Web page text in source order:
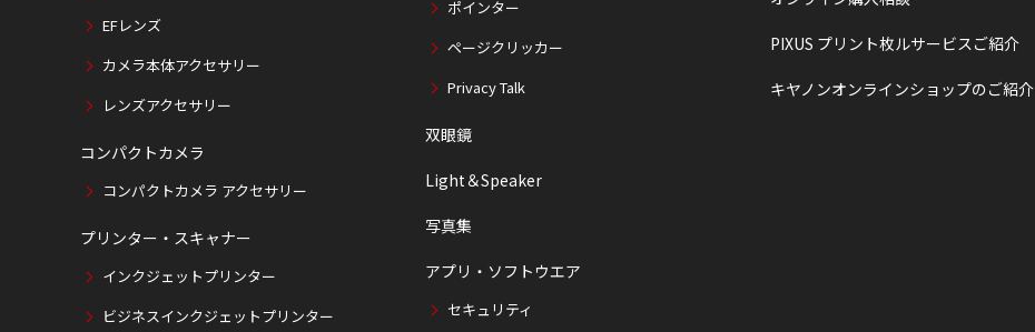
EFレンズ
カメラ本体アクセサリー
レンズアクセサリー
コンパクトカメラ
コンパクトカメラ アクセサリー
プリンター・スキャナー
インクジェットプリンター
ビジネスインクジェットプリンター
ポインター
ページクリッカー
Privacy Talk
双眼鏡
Light＆Speaker
写真集
アプリ・ソフトウエア
セキュリティ
PIXUS プリント枚ルサービスご紹介
キヤノンオンラインショップのご紹介